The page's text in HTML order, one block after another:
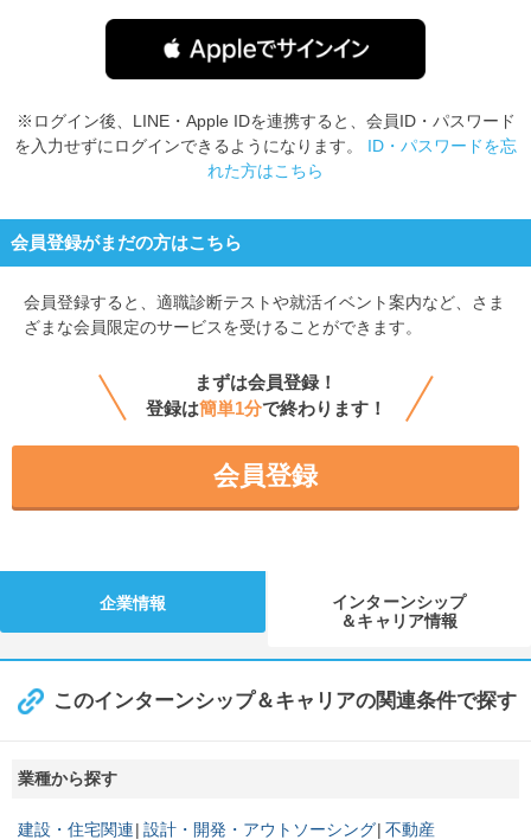
※ログイン後、LINE・Apple IDを連携すると、会員ID・パスワード
を入力せずにログインできるようになります。 ID・パスワードを忘
れた方はこちら
会員登録がまだの方はこちら
会員登録すると、 適職診断テストや就活イベント案内など、さま
ざまな会員限定のサービスを受けることができます。
まずは会員登録！
登録は簡単1分で終わります！
会員登録
企業情報
インターンシップ
＆キャリア情報
このインターンシップ＆キャリアの関連条件で探す
業種から探す
建設・住宅関連 設計・開発・アウトソーシング 不動産